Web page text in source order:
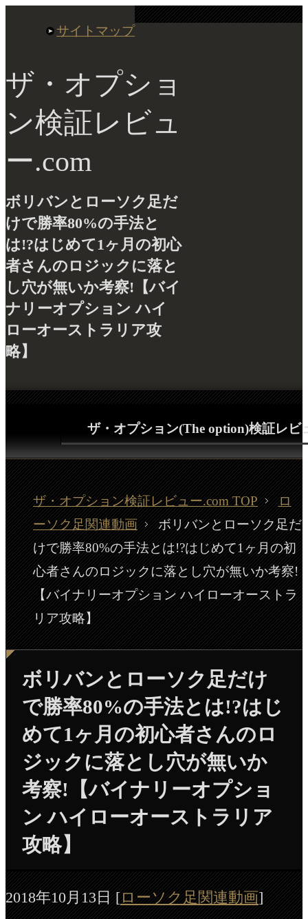
ザ・オプショ
ン検証レビュ
ー.com
ボリバンとローソク足だ
けで勝率80%の手法と
は!?はじめて1ヶ月の初心
者さんのロジックに落と
し穴が無いか考察!【バイ
ナリーオプション ハイ
ローオーストラリア攻
略】
ザ・オプション(The option)検証レビ
ザ・オプション検証レビュー.com TOP
ロ
ーソク足関連動画
ボリバンとローソク足だ
けで勝率80%の手法とは!?はじめて1ヶ月の初
心者さんのロジックに落とし穴が無いか考察!
【バイナリーオプション ハイローオーストラ
リア攻略】
ボリバンとローソク足だけ
で勝率80%の手法とは!?はじ
めて1ヶ月の初心者さんのロ
ジックに落とし穴が無いか
考察!【バイナリーオプショ
ン ハイローオーストラリア
攻略】
2018年10月13日[ローソク足関連動画]
サイトマップ